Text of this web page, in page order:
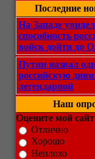
Последние
На Западе
способность
войск дойти до
Путин назвал
российскую
легендарной
Наш
Оцените мой сайт
Отлично
Хорошо
Неплохо